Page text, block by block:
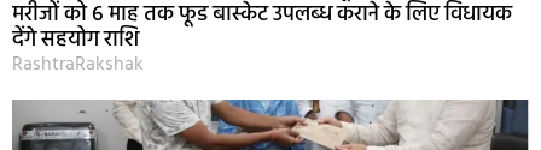
मरीजों को 6 माह तक फूड बास्केट उपलब्ध कराने के लिए विधायक
देंगे सहयोग राशि
RashtraRakshak